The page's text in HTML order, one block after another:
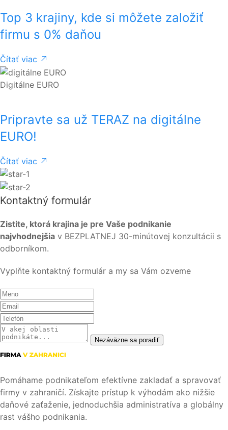
Top 3 krajiny, kde si môžete založiť
firmu s 0% daňou
Čítať viac
Digitálne EURO
Pripravte sa už TERAZ na digitálne
EURO!
Čítať viac
Kontaktný formulár
Zistite, ktorá krajina je pre Vaše podnikanie
najvhodnejšia v BEZPLATNEJ 30-minútovej konzultácii s
odborníkom.
Vyplňte kontaktný formulár a my sa Vám ozveme
Nezáväzne sa poradiť
Pomáhame podnikateľom efektívne zakladať a spravovať
firmy v zahraničí. Získajte prístup k výhodám ako nižšie
daňové zaťaženie, jednoduchšia administratíva a globálny
rast vášho podnikania.